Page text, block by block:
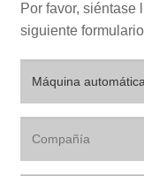
Por favor, siéntase
siguiente